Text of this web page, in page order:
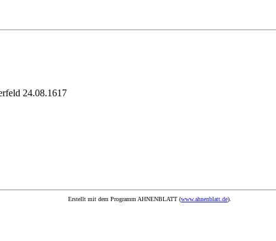
24.08.1617
Erstellt mit dem Programm AHNENBLATT (www.ahnenblatt.de).